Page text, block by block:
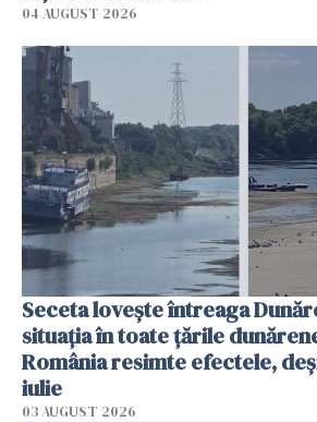
04 AUGUST 2026
Seceta lovește întreaga
situația în toate țările
România resimte efectele,
iulie
03 AUGUST 2026